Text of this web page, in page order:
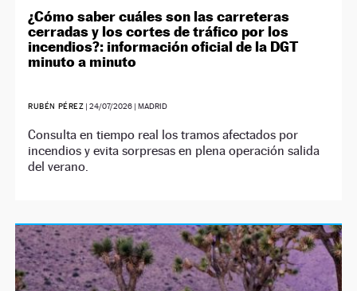
¿Cómo saber cuáles son las carreteras
cerradas y los cortes de tráfico por los
incendios?: información oficial de la DGT
minuto a minuto
RUBÉN PÉREZ |24/07/2026 | MADRID
Consulta en tiempo real los tramos afectados por
incendios y evita sorpresas en plena operación salida
del verano.